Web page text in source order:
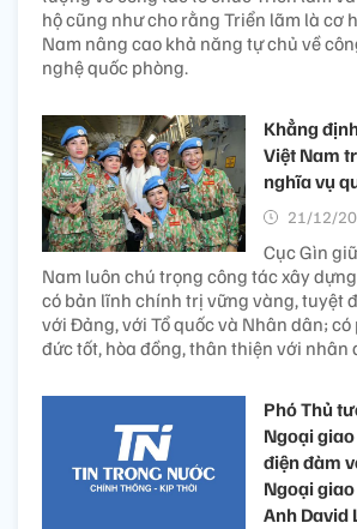
hộ cũng như cho rằng Triển lãm là cơ
Nam nâng cao khả năng tự chủ về
nghệ quốc phòng.
Khẳng
Việt Nam
nghĩa vụ
21/12/
Cục Gìn
Nam luôn chú trọng công tác xây
có bản lĩnh chính trị vững vàng, tuyệt
với Đảng, với Tổ quốc và Nhân dân;
đức tốt, hòa đồng, thân thiện với nhân
Phó Thủ
Ngoại
điện đàm
Ngoại
Anh David